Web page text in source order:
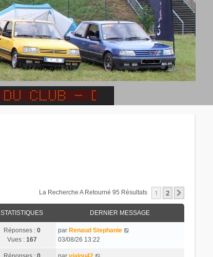
La Recherche A Retourné 95 Résultats 1 2
STATISTIQUES DERNIER MESSAGE
Réponses : 0
Vues : 167
par Renaud Stephanie
03/08/26 13:22